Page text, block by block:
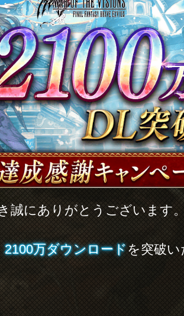
誠にありがとうございます。
2100万ダウンロードを突破い